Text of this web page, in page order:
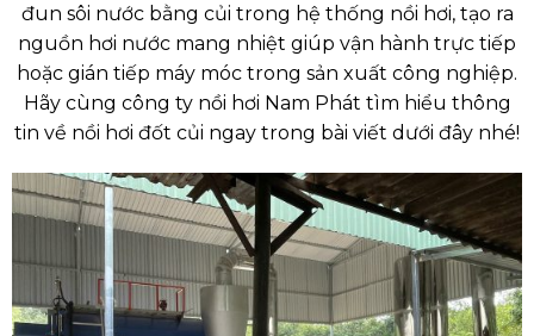
đun sôi nước bằng củi trong hệ thống nồi hơi, tạo ra
nguồn hơi nước mang nhiệt giúp vận hành trực tiếp
hoặc gián tiếp máy móc trong sản xuất công nghiệp.
Hãy cùng công ty nồi hơi Nam Phát tìm hiểu thông
tin về nồi hơi đốt củi ngay trong bài viết dưới đây nhé!